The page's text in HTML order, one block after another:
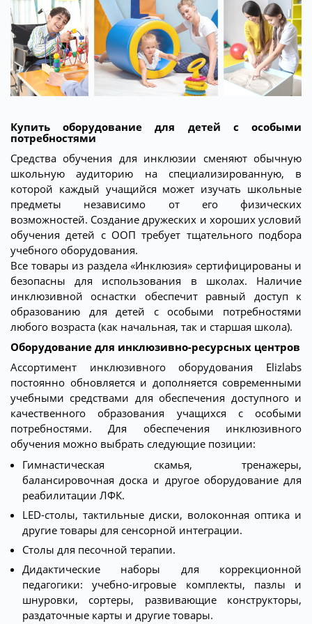
Купить оборудование для детей с особыми
потребностями
Средства обучения для инклюзии сменяют обычную
школьную аудиторию на специализированную, в
которой каждый учащийся может изучать школьные
предметы независимо от его физических
возможностей. Создание дружеских и хороших условий
обучения детей с ООП требует тщательного подбора
учебного оборудования.
Все товары из раздела «Инклюзия» сертифицированы и
безопасны для использования в школах. Наличие
инклюзивной оснастки обеспечит равный доступ к
образованию для детей с особыми потребностями
любого возраста (как начальная, так и старшая школа).
Оборудование для инклюзивно-ресурсных центров
Ассортимент инклюзивного оборудования Elizlabs
постоянно обновляется и дополняется современными
учебными средствами для обеспечения доступного и
качественного образования учащихся с особыми
потребностями. Для обеспечения инклюзивного
обучения можно выбрать следующие позиции:
Гимнастическая скамья, тренажеры,
балансировочная доска и другое оборудование для
реабилитации ЛФК.
LED-столы, тактильные диски, волоконная оптика и
другие товары для сенсорной интеграции.
Столы для песочной терапии.
Дидактические наборы для коррекционной
педагогики: учебно-игровые комплекты, пазлы и
шнуровки, сортеры, развивающие конструкторы,
раздаточные карты и другие товары.